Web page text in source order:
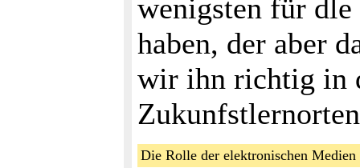
wenigsten für
haben, der aber
wir ihn richtig in
Die Rolle der elektronischen